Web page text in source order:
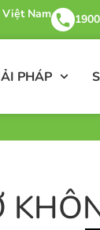
Việt Nam
PHÁP